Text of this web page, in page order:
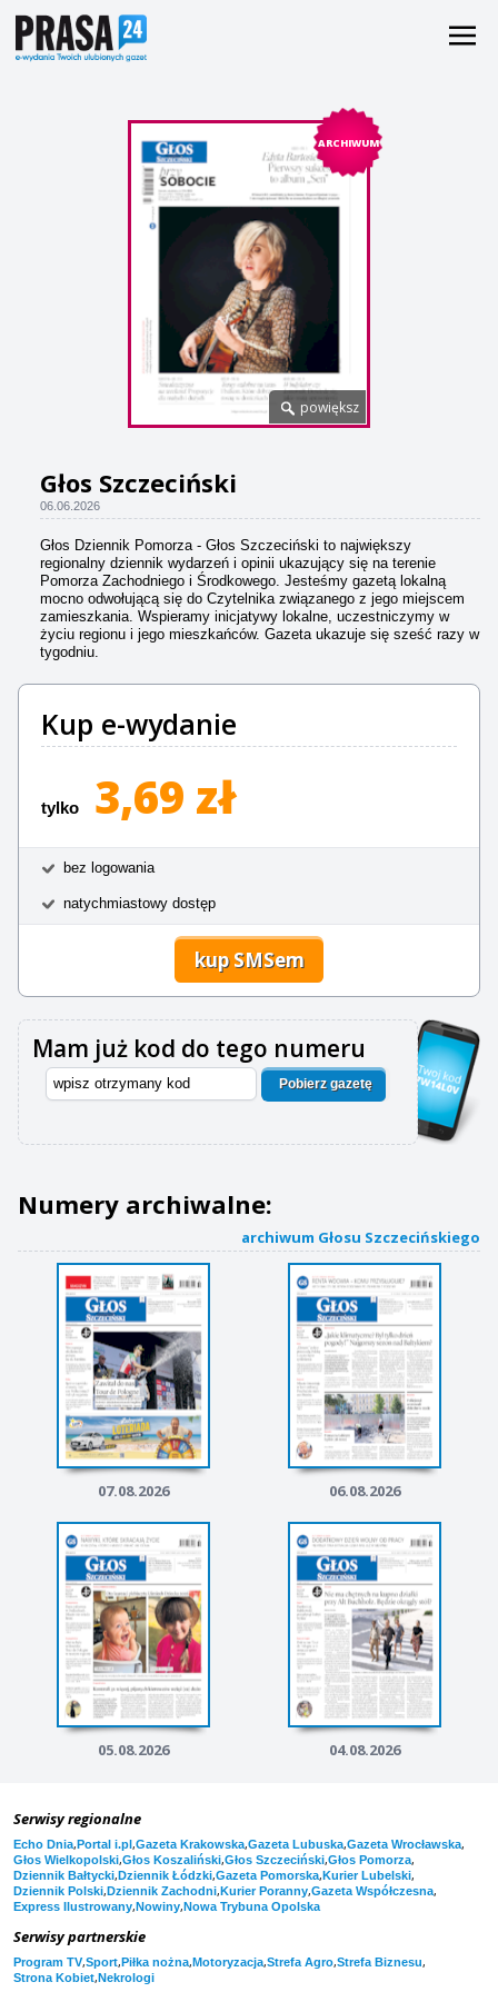
ARCHIWUM
powiększ
Głos Szczeciński
06.06.2026
Głos Dziennik Pomorza - Głos Szczeciński to największy
regionalny dziennik wydarzeń i opinii ukazujący się na terenie
Pomorza Zachodniego i Środkowego. Jesteśmy gazetą lokalną
mocno odwołującą się do Czytelnika związanego z jego miejscem
zamieszkania. Wspieramy inicjatywy lokalne, uczestniczymy w
życiu regionu i jego mieszkańców. Gazeta ukazuje się sześć razy w
tygodniu.
Kup e-wydanie
tylko 3,69 zł
bez logowania
natychmiastowy dostęp
kup SMSem
Mam już kod do tego numeru
Pobierz gazetę
Numery archiwalne:
archiwum Głosu Szczecińskiego
07.08.2026 06.08.2026
05.08.2026 04.08.2026
Serwisy regionalne
Echo Dnia,Portal i.pl,Gazeta Krakowska,Gazeta Lubuska,Gazeta Wrocławska,
Głos Wielkopolski,Głos Koszaliński,Głos Szczeciński,Głos Pomorza,
Dziennik Bałtycki,Dziennik Łódzki,Gazeta Pomorska,Kurier Lubelski,
Dziennik Polski,Dziennik Zachodni,Kurier Poranny,Gazeta Współczesna,
Express Ilustrowany,Nowiny,Nowa Trybuna Opolska
Serwisy partnerskie
Program TV,Sport,Piłka nożna,Motoryzacja,Strefa Agro,Strefa Biznesu,
Strona Kobiet,Nekrologi